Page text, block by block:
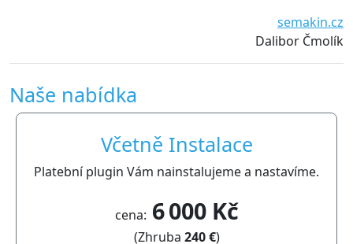
semakin.cz
Dalibor Čmolík
Naše nabídka
Včetně Instalace
Platební plugin Vám nainstalujeme a nastavíme.
cena: 6 000 Kč
(Zhruba 240 €)